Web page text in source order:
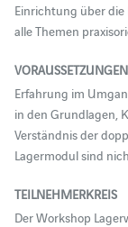
Einrichtung über
alle Themen
VORAUSSETZUNGEN
Erfahrung im
in den Grundlagen,
Verständnis der
Lagermodul sind
TEILNEHMERKREIS
Der Workshop